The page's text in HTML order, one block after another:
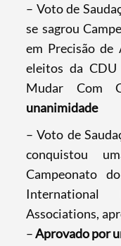
Categories
Filters
– Voto de
se sagrou
em Precisão de
eleitos da
Mudar Com
unanimidade
– Voto de
conquistou
Campeonato
International
Associations,
–Aprovado por